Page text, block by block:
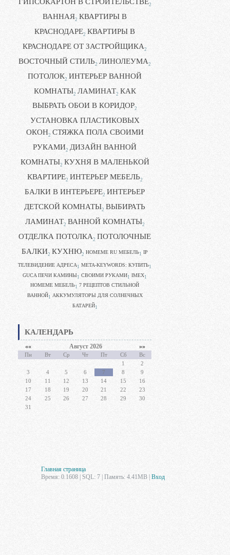
2
ВАННАЯ2 КВАРТИРЫ В
КРАСНОДАРЕ2 КВАРТИРЫ В
КРАСНОДАРЕ ОТ ЗАСТРОЙЩИКА2
ВОСТОЧНЫЙ СТИЛЬ2 ЛИНОЛЕУМА2
ПОТОЛОК2 ИНТЕРЬЕР ВАННОЙ
КОМНАТЫ2 ЛАМИНАТ2 КАК
ВЫБРАТЬ ОБОИ В КОРИДОР2
УСТАНОВКА ПЛАСТИКОВЫХ
ОКОН2 СТЯЖКА ПОЛА СВОИМИ
РУКАМИ2 ДИЗАЙН ВАННОЙ
КОМНАТЫ2 КУХНЯ В МАЛЕНЬКОЙ
КВАРТИРЕ2 ИНТЕРЬЕР МЕБЕЛЬ2
БАЛКИ В ИНТЕРЬЕРЕ2 ИНТЕРЬЕР
ДЕТСКОЙ КОМНАТЫ2 ВЫБИРАТЬ
ЛАМИНАТ2 ВАННОЙ КОМНАТЫ2
ОТДЕЛКА ПОТОЛКА2 ПОТОЛОЧНЫЕ
БАЛКИ2 КУХНЮ2 HOMEME RU МЕБЕЛЬ1 IP
ТЕЛЕВИДЕНИЕ АДРЕСА 1 META-KEYWORDS: КУПИТЬ1
GUCA ПЕЧИ КАМИНЫ1 CВОИМИ РУКАМИ1 IMEX1
HOMEME МЕБЕЛЬ1 7 РЕЦЕПТОВ СТИЛЬНОЙ
ВАННОЙ1 АККУМУЛЯТОРЫ ДЛЯ СОЛНЕЧНЫХ
БАТАРЕЙ1
КАЛЕНДАРЬ
«« Август 2026 »»
Пн Вт Ср Чт Пт Сб
Вс
1
2
3
4 5 6 7 8
9
10
11 12 13 14 15
16
17
18 19 20 21 22
23
24
25 26 27 28 29
30
31
Главная страница
Время: 0.1608 | SQL: 7 | Память: 4.41MB Вход